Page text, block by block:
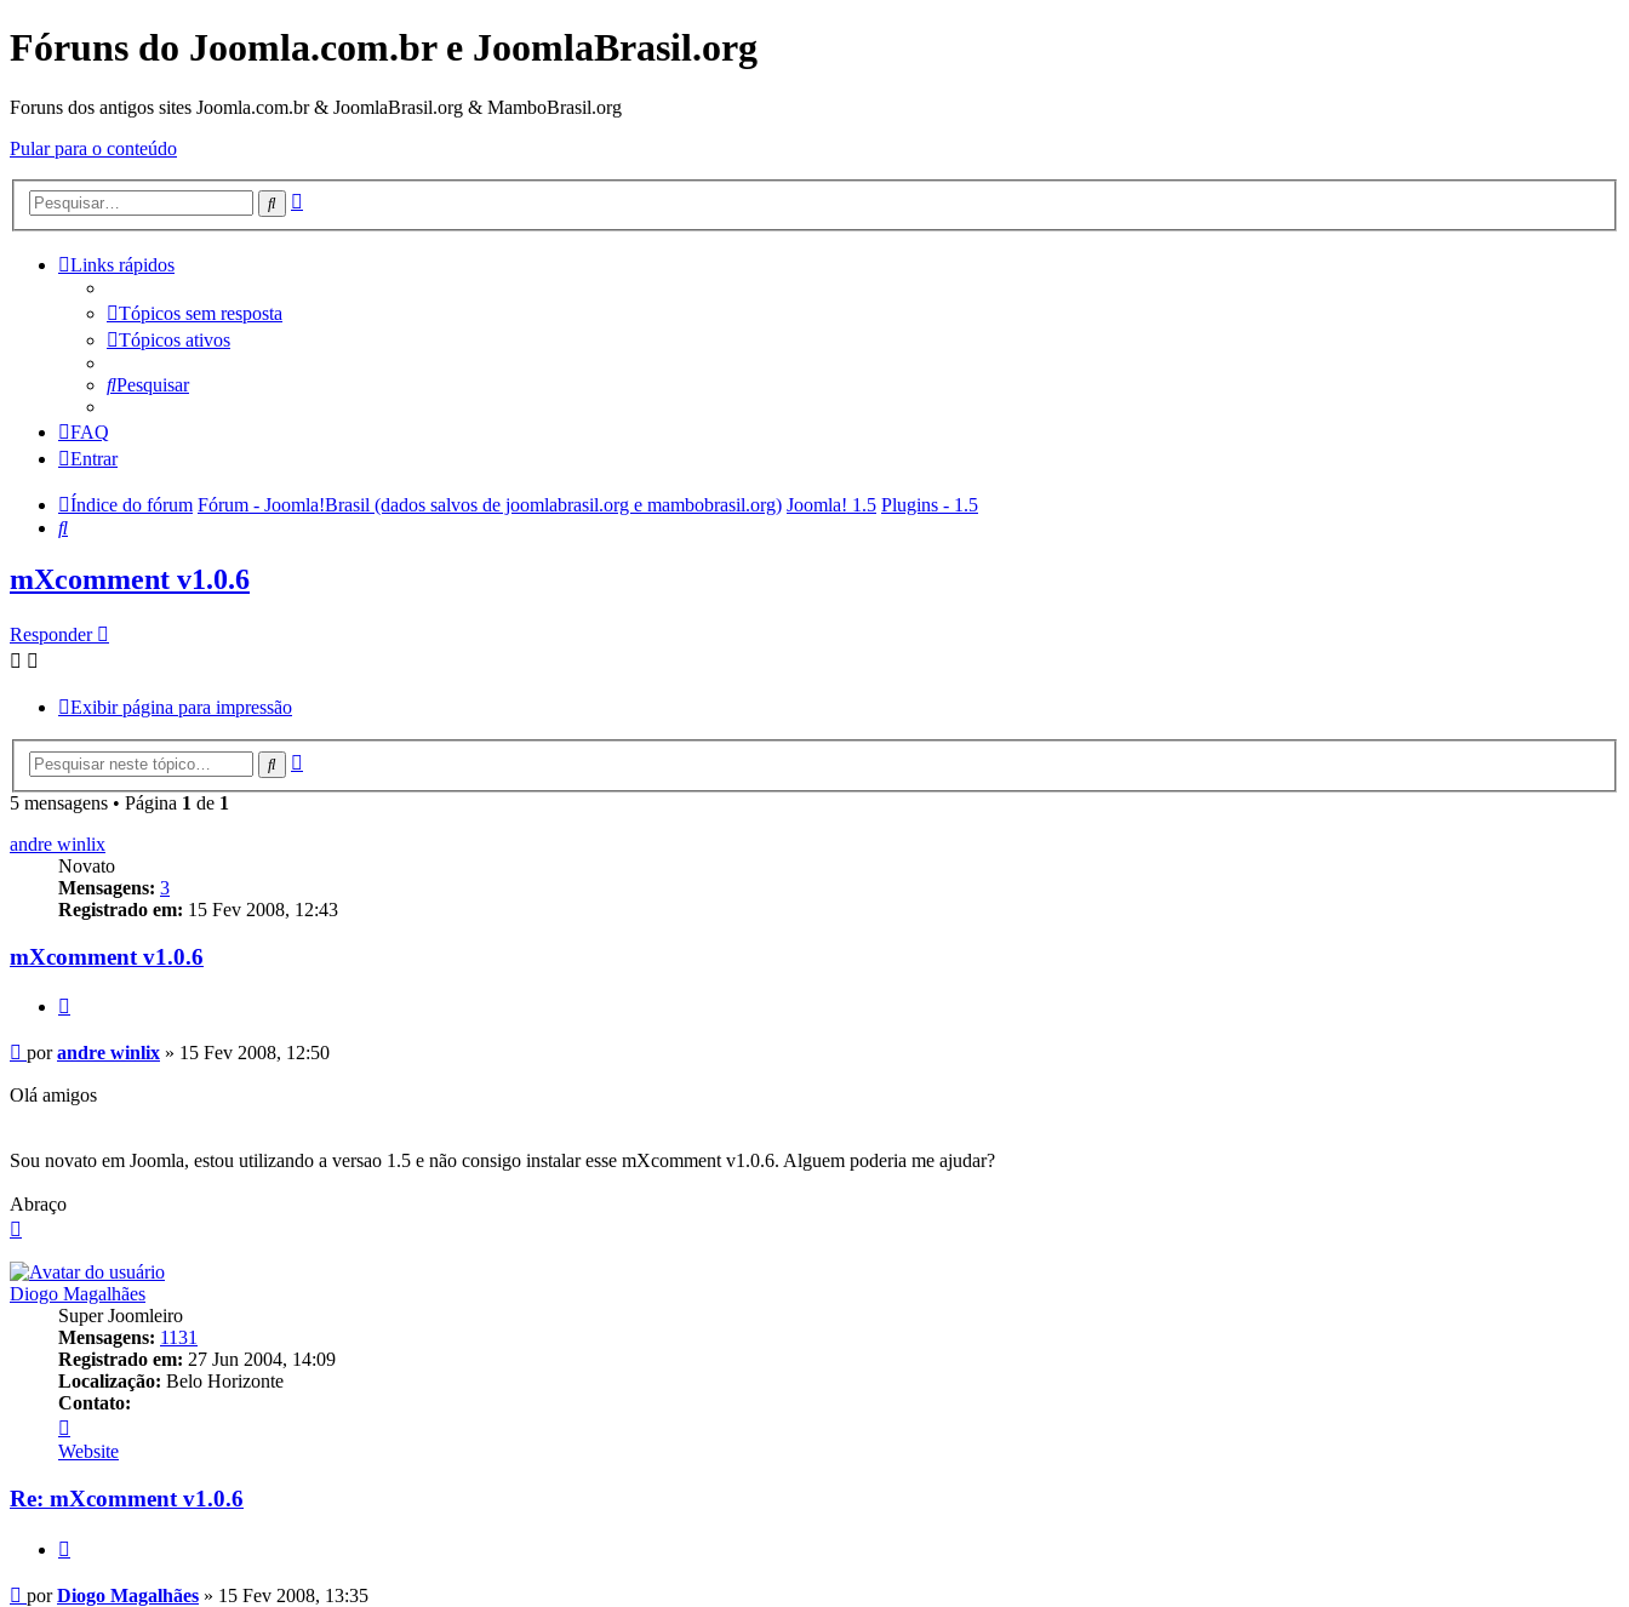
Fóruns do Joomla.com.br e JoomlaBrasil.org
Foruns dos antigos sites Joomla.com.br & JoomlaBrasil.org & MamboBrasil.org
Pular para o conteúdo
Pesquisar
Links rápidos
Tópicos sem resposta
Tópicos ativos
Pesquisar
FAQ
Entrar
Índice do fórum Fórum - Joomla!Brasil (dados salvos de joomlabrasil.org e mambobrasil.org) Joomla! 1.5 Plugins - 1.5
Pesquisar
mXcomment v1.0.6
Responder
Exibir página para impressão
Pesquisar
5 mensagens • Página 1 de 1
andre winlix
Novato
Mensagens: 3
Registrado em: 15 Fev 2008, 12:43
mXcomment v1.0.6
Mensagem
porandre winlix » 15 Fev 2008, 12:50
Olá amigos
Sou novato em Joomla, estou utilizando a versao 1.5 e não consigo instalar esse mXcomment v1.0.6. Alguem poderia me ajudar?
Abraço
topo
Diogo Magalhães
Super Joomleiro
Mensagens: 1131
Registrado em: 27 Jun 2004, 14:09
Localização: Belo Horizonte
Contato:
Diogo
Magalhães
Website
Re: mXcomment v1.0.6
Mensagem
porDiogo Magalhães » 15 Fev 2008, 13:35